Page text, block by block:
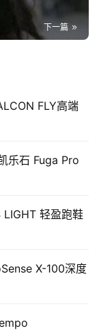
下一篇
FLY高端
乐石 Fuga Pro
轻盈跑鞋
X-100深度